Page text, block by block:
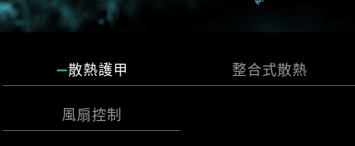
散熱護甲 整合式散熱
風扇控制